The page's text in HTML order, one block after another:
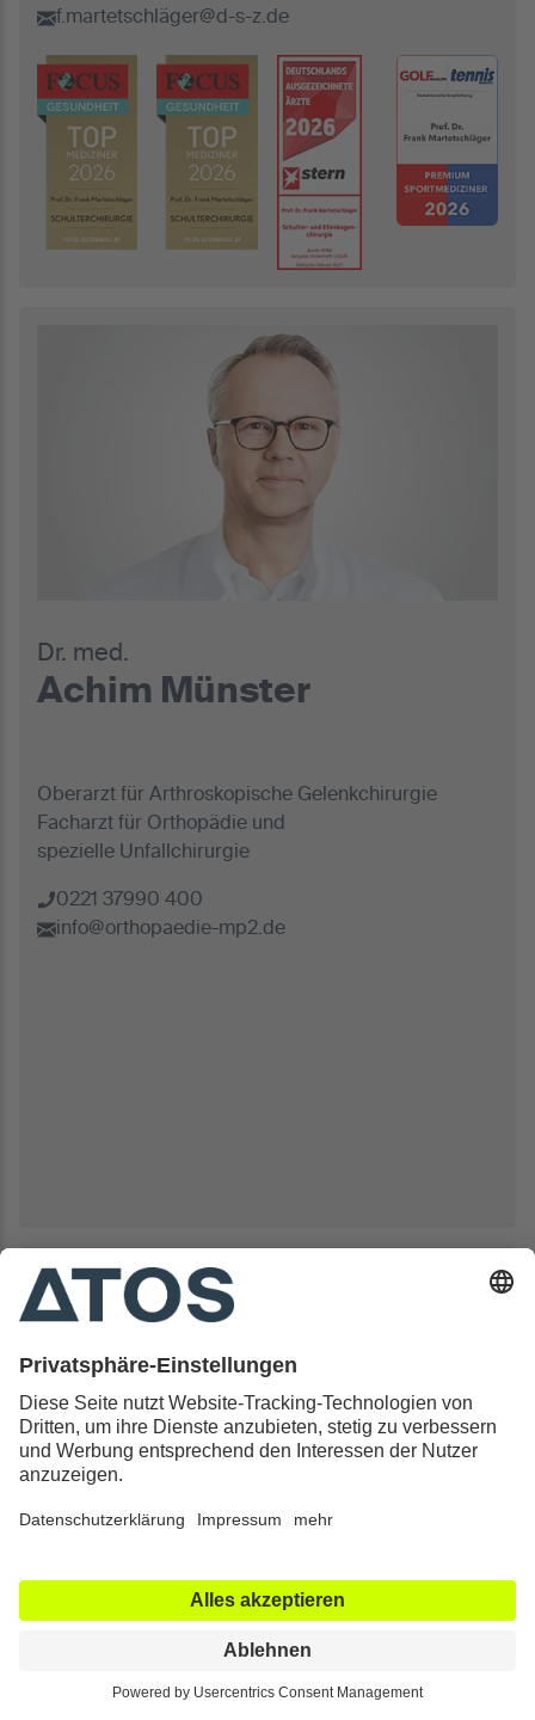
f.martetschläger@d-s-z.de
Dr. med.
Achim Münster
Oberarzt für Arthroskopische Gelenkchirurgie
Facharzt für Orthopädie und
spezielle Unfallchirurgie
0221 37990 400
info@orthopaedie-mp2.de
Priv.-Doz. Dr. med. habil.
Felix Porschke